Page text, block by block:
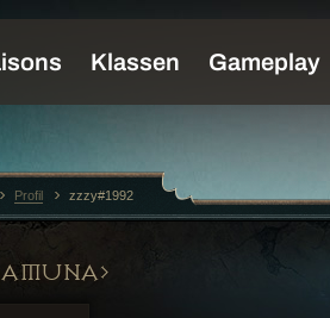
AMUNA
Profil zzzy#1992